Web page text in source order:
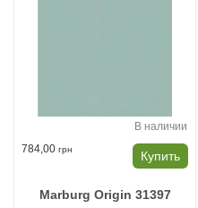
В наличии
784,00 грн Купить
Marburg Origin 31397